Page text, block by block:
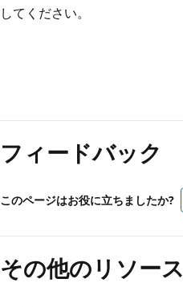
してください。
み
取
モ
ド
が
無
フィードバック
このページはお役に立ちましたか?
その他のリソース